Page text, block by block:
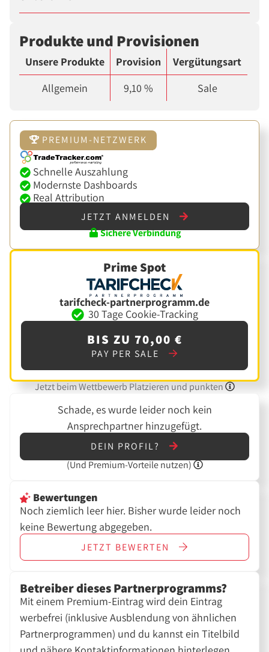
Produkte und Provisionen
Unsere Produkte Provision
Vergütungsart
Allgemein
9,10 % Sale
PREMIUM-NETZWERK
Schnelle Auszahlung
Modernste Dashboards
Real Attribution
JETZT ANMELDEN
Sichere Verbindung
Prime Spot
tarifcheck-partnerprogramm.de
30 Tage Cookie-Tracking
BIS ZU 70,00 €
PAY PER SALE
Jetzt beim Wettbewerb Platzieren und punkten
Schade, es wurde leider noch kein
Ansprechpartner hinzugefügt.
DEIN PROFIL?
(UndPremium-Vorteile nutzen)
Bewertungen
Noch ziemlich leer hier. Bisher wurde leider noch
keine Bewertung abgegeben.
JETZT BEWERTEN
Betreiber dieses Partnerprogramms?
Mit einem Premium-Eintrag wird dein Eintrag
werbefrei (inklusive Ausblendung von ähnlichen
Partnerprogrammen) und du kannst ein Titelbild